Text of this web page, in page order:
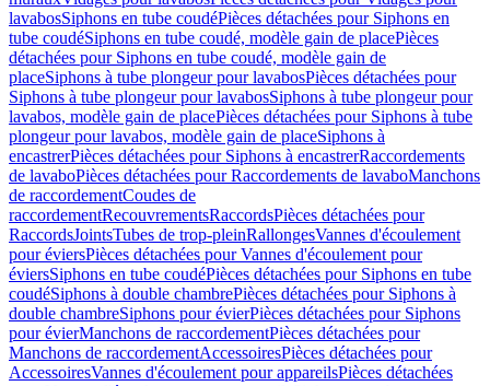
lavabosSiphons en tube coudéPièces détachées pour Siphons en
tube coudéSiphons en tube coudé, modèle gain de placePièces
détachées pour Siphons en tube coudé, modèle gain de
placeSiphons à tube plongeur pour lavabosPièces détachées pour
Siphons à tube plongeur pour lavabosSiphons à tube plongeur pour
lavabos, modèle gain de placePièces détachées pour Siphons à tube
plongeur pour lavabos, modèle gain de placeSiphons à
encastrerPièces détachées pour Siphons à encastrerRaccordements
de lavaboPièces détachées pour Raccordements de lavaboManchons
de raccordementCoudes de
raccordementRecouvrementsRaccordsPièces détachées pour
RaccordsJointsTubes de trop-pleinRallongesVannes d'écoulement
pour éviersPièces détachées pour Vannes d'écoulement pour
éviersSiphons en tube coudéPièces détachées pour Siphons en tube
coudéSiphons à double chambrePièces détachées pour Siphons à
double chambreSiphons pour évierPièces détachées pour Siphons
pour évierManchons de raccordementPièces détachées pour
Manchons de raccordementAccessoiresPièces détachées pour
AccessoiresVannes d'écoulement pour appareilsPièces détachées